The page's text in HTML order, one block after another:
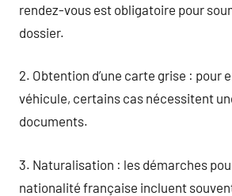
rendez-vous est obligatoire pour
dossier.
2. Obtention d’une carte grise : pour
véhicule, certains cas nécessitent
documents.
3. Naturalisation : les démarches
nationalité française incluent